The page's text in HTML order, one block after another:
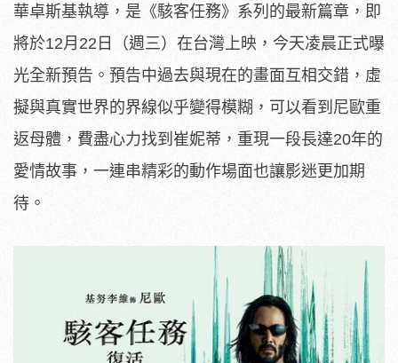
華卓斯基執導，是《駭客任務》系列的最新篇章，即
將於12月22日（週三）在台灣上映，今天凌晨正式曝
光全新預告。預告中過去與現在的畫面互相交錯，虛
擬與真實世界的界線似乎變得模糊，可以看到尼歐重
返母體，費盡心力找到崔妮蒂，重現一段長達20年的
愛情故事，一連串精彩的動作場面也讓影迷更加期
待。